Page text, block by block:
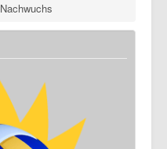
Nachwuchs